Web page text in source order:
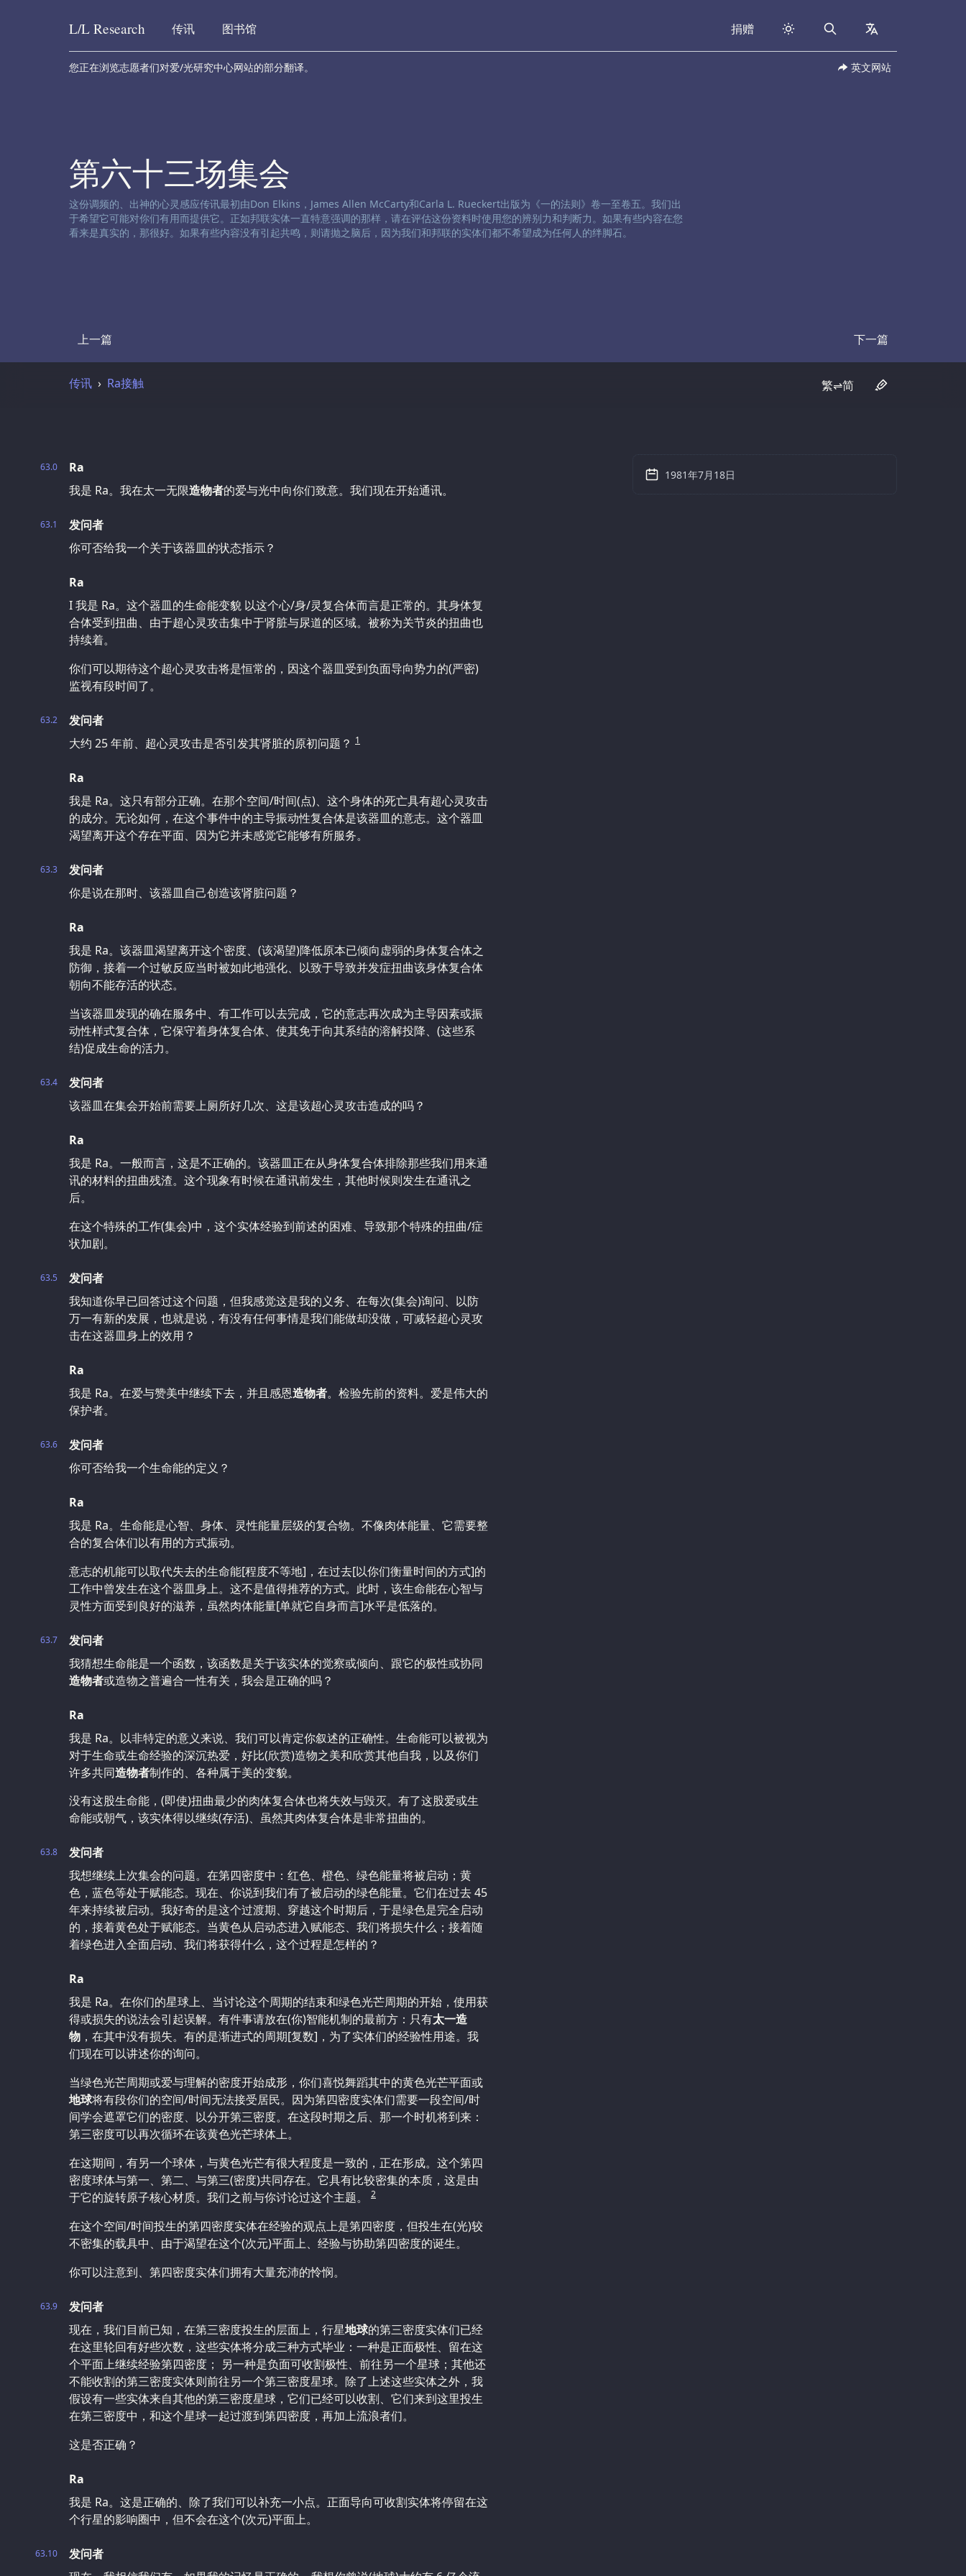
Skip to content
L/L Research 传讯 图书馆 捐赠 Search collapsed
您正在浏览志愿者们对爱/光研究中心网站的部分翻译。 英文网站
第六十三场集会
渠道免责声明:
这份调频的、出神的心灵感应传讯最初由Don Elkins，James Allen McCarty和Carla L. Rueckert出版为《一的法则》卷一至卷五。我们出
于希望它可能对你们有用而提供它。正如邦联实体一直特意强调的那样，请在评估这份资料时使用您的辨别力和判断力。如果有些内容在您
看来是真实的，那很好。如果有些内容没有引起共鸣，则请抛之脑后，因为我们和邦联的实体们都不希望成为任何人的绊脚石。
上一篇
Transcript 下一篇
Transcript
传讯 Ra接触 繁⇌简
63.0
Ra
我是 Ra。我在太一无限造物者的爱与光中向你们致意。我们现在开始通讯。
63.1
发问者
你可否给我一个关于该器皿的状态指示？
Ra
I 我是 Ra。这个器皿的生命能变貌 以这个心/身/灵复合体而言是正常的。其身体复
合体受到扭曲、由于超心灵攻击集中于肾脏与尿道的区域。被称为关节炎的扭曲也
持续着。
你们可以期待这个超心灵攻击将是恒常的，因这个器皿受到负面导向势力的(严密)
监视有段时间了。
63.2
发问者
大约 25 年前、超心灵攻击是否引发其肾脏的原初问题？ 1
Ra
我是 Ra。这只有部分正确。在那个空间/时间(点)、这个身体的死亡具有超心灵攻击
的成分。无论如何，在这个事件中的主导振动性复合体是该器皿的意志。这个器皿
渴望离开这个存在平面、因为它并未感觉它能够有所服务。
63.3
发问者
你是说在那时、该器皿自己创造该肾脏问题？
Ra
我是 Ra。该器皿渴望离开这个密度、(该渴望)降低原本已倾向虚弱的身体复合体之
防御，接着一个过敏反应当时被如此地强化、以致于导致并发症扭曲该身体复合体
朝向不能存活的状态。
当该器皿发现的确在服务中、有工作可以去完成，它的意志再次成为主导因素或振
动性样式复合体，它保守着身体复合体、使其免于向其系结的溶解投降、(这些系
结)促成生命的活力。
63.4
发问者
该器皿在集会开始前需要上厕所好几次、这是该超心灵攻击造成的吗？
Ra
我是 Ra。一般而言，这是不正确的。该器皿正在从身体复合体排除那些我们用来通
讯的材料的扭曲残渣。这个现象有时候在通讯前发生，其他时候则发生在通讯之
后。
在这个特殊的工作(集会)中，这个实体经验到前述的困难、导致那个特殊的扭曲/症
状加剧。
63.5
发问者
我知道你早已回答过这个问题，但我感觉这是我的义务、在每次(集会)询问、以防
万一有新的发展，也就是说，有没有任何事情是我们能做却没做，可减轻超心灵攻
击在这器皿身上的效用？
Ra
我是 Ra。在爱与赞美中继续下去，并且感恩造物者。检验先前的资料。爱是伟大的
保护者。
63.6
发问者
你可否给我一个生命能的定义？
Ra
我是 Ra。生命能是心智、身体、灵性能量层级的复合物。不像肉体能量、它需要整
合的复合体们以有用的方式振动。
意志的机能可以取代失去的生命能[程度不等地]，在过去[以你们衡量时间的方式]的
工作中曾发生在这个器皿身上。这不是值得推荐的方式。此时，该生命能在心智与
灵性方面受到良好的滋养，虽然肉体能量[单就它自身而言]水平是低落的。
63.7
发问者
我猜想生命能是一个函数，该函数是关于该实体的觉察或倾向、跟它的极性或协同
造物者或造物之普遍合一性有关，我会是正确的吗？
Ra
我是 Ra。以非特定的意义来说、我们可以肯定你叙述的正确性。生命能可以被视为
对于生命或生命经验的深沉热爱，好比(欣赏)造物之美和欣赏其他自我，以及你们
许多共同造物者制作的、各种属于美的变貌。
没有这股生命能，(即使)扭曲最少的肉体复合体也将失效与毁灭。有了这股爱或生
命能或朝气，该实体得以继续(存活)、虽然其肉体复合体是非常扭曲的。
63.8
发问者
我想继续上次集会的问题。在第四密度中：红色、橙色、绿色能量将被启动；黄
色，蓝色等处于赋能态。现在、你说到我们有了被启动的绿色能量。它们在过去 45
年来持续被启动。我好奇的是这个过渡期、穿越这个时期后，于是绿色是完全启动
的，接着黄色处于赋能态。当黄色从启动态进入赋能态、我们将损失什么；接着随
着绿色进入全面启动、我们将获得什么，这个过程是怎样的？
Ra
我是 Ra。在你们的星球上、当讨论这个周期的结束和绿色光芒周期的开始，使用获
得或损失的说法会引起误解。有件事请放在(你)智能机制的最前方：只有太一造
物 ，在其中没有损失。有的是渐进式的周期[复数]，为了实体们的经验性用途。我
们现在可以讲述你的询问。
当绿色光芒周期或爱与理解的密度开始成形，你们喜悦舞蹈其中的黄色光芒平面或
地球将有段你们的空间/时间无法接受居民。因为第四密度实体们需要一段空间/时
间学会遮罩它们的密度、以分开第三密度。在这段时期之后、那一个时机将到来：
第三密度可以再次循环在该黄色光芒球体上。
在这期间，有另一个球体，与黄色光芒有很大程度是一致的，正在形成。这个第四
密度球体与第一、第二、与第三(密度)共同存在。它具有比较密集的本质，这是由
于它的旋转原子核心材质。我们之前与你讨论过这个主题。
2
在这个空间/时间投生的第四密度实体在经验的观点上是第四密度，但投生在(光)较
不密集的载具中、由于渴望在这个(次元)平面上、经验与协助第四密度的诞生。
你可以注意到、第四密度实体们拥有大量充沛的怜悯。
63.9
发问者
现在，我们目前已知，在第三密度投生的层面上，行星地球的第三密度实体们已经
在这里轮回有好些次数，这些实体将分成三种方式毕业：一种是正面极性、留在这
个平面上继续经验第四密度； 另一种是负面可收割极性、前往另一个星球；其他还
不能收割的第三密度实体则前往另一个第三密度星球。除了上述这些实体之外，我
假设有一些实体来自其他的第三密度星球，它们已经可以收割、它们来到这里投生
在第三密度中，和这个星球一起过渡到第四密度，再加上流浪者们。
这是否正确？
Ra
我是 Ra。这是正确的、除了我们可以补充一小点。正面导向可收割实体将停留在这
个行星的影响圈中，但不会在这个(次元)平面上。
63.10
发问者
1981年7月18日